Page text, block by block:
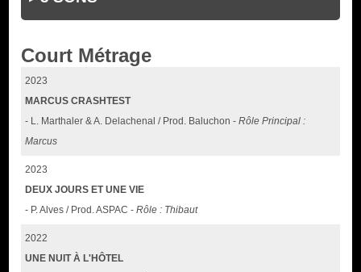
Court Métrage
2023
MARCUS CRASHTEST
- L. Marthaler & A. Delachenal / Prod. Baluchon -Rôle Principal :
Marcus
2023
DEUX JOURS ET UNE VIE
- P. Alves / Prod. ASPAC -Rôle : Thibaut
2022
UNE NUIT À L'HÔTEL